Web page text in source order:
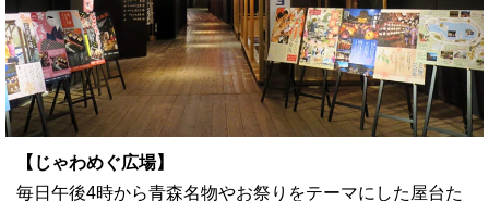
【じゃわめぐ広場】
毎日午後4時から青森名物やお祭りをテーマにした屋台た